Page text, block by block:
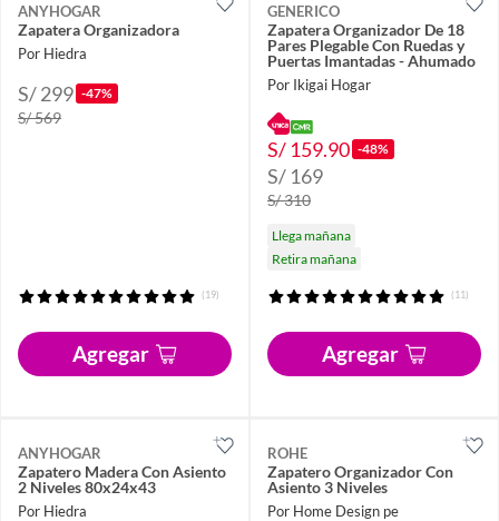
ANYHOGAR
Zapatera Organizadora
Por Hiedra
S/ 299 -47%
S/ 569
(19)
Agregar
GENERICO
Zapatera Organizador De 18
Pares Plegable Con Ruedas y
Puertas Imantadas - Ahumado
Por Ikigai Hogar
S/ 159.90 -48%
S/ 169
S/ 310
Llega mañana
Retira mañana
(11)
Agregar
ANYHOGAR
Zapatero Madera Con Asiento
2 Niveles 80x24x43
Por Hiedra
ROHE
Zapatero Organizador Con
Asiento 3 Niveles
Por Home Design pe